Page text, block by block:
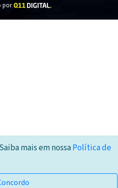
por
mais em nossaPolítica de